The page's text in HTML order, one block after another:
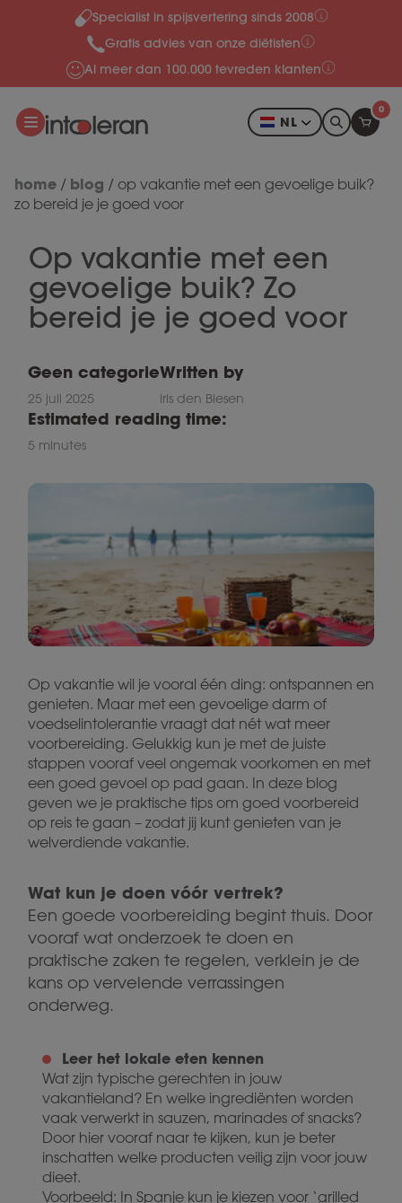
Meteen naar de content
Specialist in spijsvertering sinds 2008
Gratis advies van onze diëtisten
Al meer dan 100.000 tevreden klanten
NL
0
home / blog / op vakantie met een gevoelige buik?
zo bereid je je goed voor
Op vakantie met een
gevoelige buik? Zo
bereid je je goed voor
Geen categorie
25 juli 2025
Written by
Iris den Biesen
Estimated reading time:
5 minutes
Op vakantie wil je vooral één ding: ontspannen en
genieten. Maar met een gevoelige darm of
voedselintolerantie vraagt dat nét wat meer
voorbereiding. Gelukkig kun je met de juiste
stappen vooraf veel ongemak voorkomen en met
een goed gevoel op pad gaan. In deze blog
geven we je praktische tips om goed voorbereid
op reis te gaan – zodat jij kunt genieten van je
welverdiende vakantie.
Wat kun je doen vóór vertrek?
Een goede voorbereiding begint thuis. Door
vooraf wat onderzoek te doen en
praktische zaken te regelen, verklein je de
kans op vervelende verrassingen
onderweg.
Leer het lokale eten kennen
Wat zijn typische gerechten in jouw
vakantieland? En welke ingrediënten worden
vaak verwerkt in sauzen, marinades of snacks?
Door hier vooraf naar te kijken, kun je beter
inschatten welke producten veilig zijn voor jouw
dieet.
Voorbeeld: In Spanje kun je kiezen voor ‘grilled